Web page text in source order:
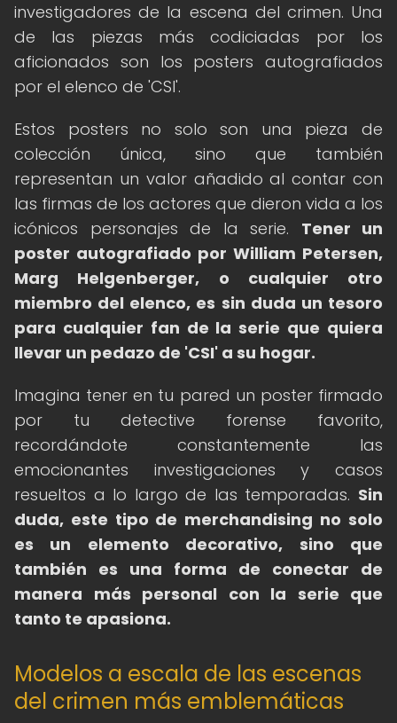
investigadores de la escena del crimen. Una
de las piezas más codiciadas por los
aficionados son los posters autografiados
por el elenco de 'CSI'.
Estos posters no solo son una pieza de
colección única, sino que también
representan un valor añadido al contar con
las firmas de los actores que dieron vida a los
icónicos personajes de la serie. Tener un
poster autografiado por William Petersen,
Marg Helgenberger, o cualquier otro
miembro del elenco, es sin duda un tesoro
para cualquier fan de la serie que quiera
llevar un pedazo de 'CSI' a su hogar.
Imagina tener en tu pared un poster firmado
por tu detective forense favorito,
recordándote constantemente las
emocionantes investigaciones y casos
resueltos a lo largo de las temporadas. Sin
duda, este tipo de merchandising no solo
es un elemento decorativo, sino que
también es una forma de conectar de
manera más personal con la serie que
tanto te apasiona.
Modelos a escala de las escenas
del crimen más emblemáticas